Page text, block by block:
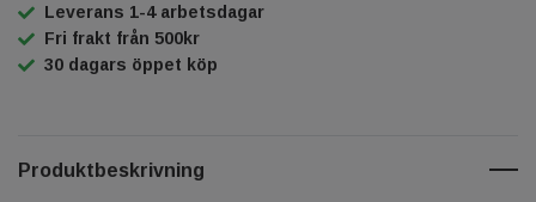
Leverans 1-4 arbetsdagar
Fri frakt från 500kr
30 dagars öppet köp
Produktbeskrivning